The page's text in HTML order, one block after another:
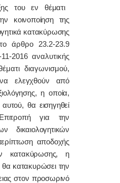
του εν θέματι
κοινοποίηση της
κατακύρωσης
άρθρο 23.2-23.9
2016 αναλυτικής
διαγωνισμού,
ελεγχθούν από
η οποία,
θα εισηγηθεί
για την
αποδοχής
κατακύρωσης, η
κατακυρώσει την
στον προσωρινό